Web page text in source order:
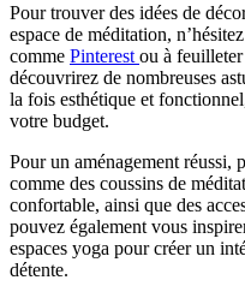
Pour trouver des idées de
espace de méditation,
comme Pinterest ou à
découvrirez de nombreuses
la fois esthétique et
votre budget.
Pour un aménagement réussi,
comme des coussins de
confortable, ainsi que des
pouvez également vous
espaces yoga pour créer un
détente.